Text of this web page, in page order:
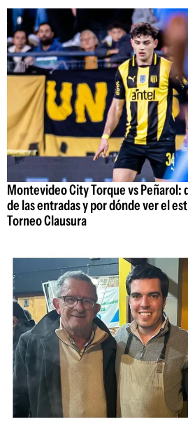
Montevideo City Torque vs Peñarol:
de las entradas y por dónde ver el
Torneo Clausura